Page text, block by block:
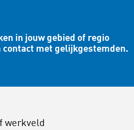
in jouw gebied of regio
contact met gelijkgestemden.
werkveld